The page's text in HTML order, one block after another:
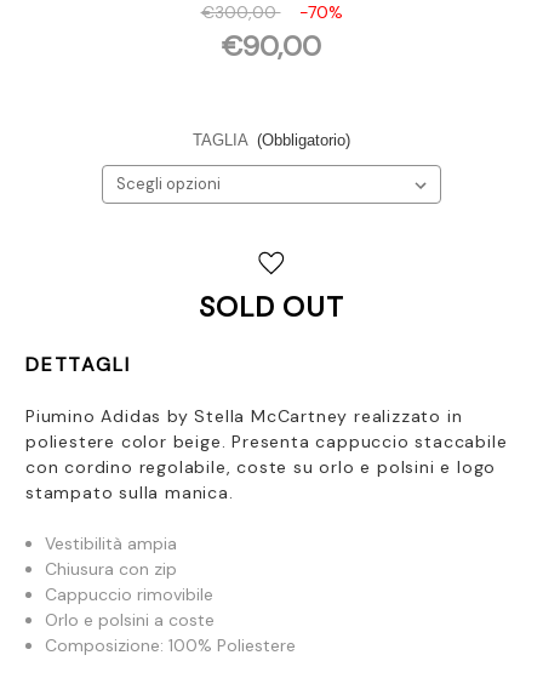
€300,00 -70%
€90,00
TAGLIA (Obbligatorio)
SOLD OUT
DETTAGLI
Piumino Adidas by Stella McCartney realizzato in
poliestere color beige. Presenta cappuccio staccabile
con cordino regolabile, coste su orlo e polsini e logo
stampato sulla manica.
Vestibilità ampia
Chiusura con zip
Cappuccio rimovibile
Orlo e polsini a coste
Composizione: 100% Poliestere